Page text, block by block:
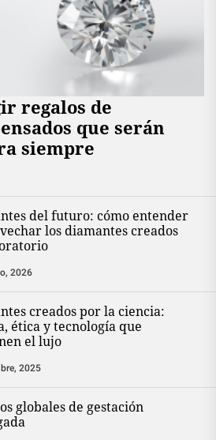
regalos de
que serán
siempre
del futuro: cómo entender
los diamantes creados
2026
creados por la ciencia:
ética y tecnología que
el lujo
2025
globales de gestación